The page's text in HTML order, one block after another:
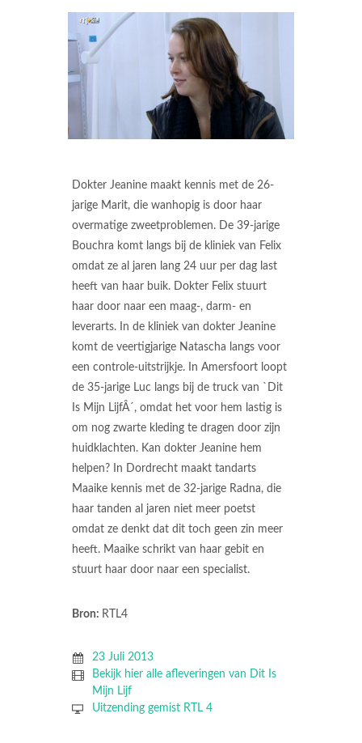
Dokter Jeanine maakt kennis met de 26-
jarige Marit, die wanhopig is door haar
overmatige zweetproblemen. De 39-jarige
Bouchra komt langs bij de kliniek van Felix
omdat ze al jaren lang 24 uur per dag last
heeft van haar buik. Dokter Felix stuurt
haar door naar een maag-, darm- en
leverarts. In de kliniek van dokter Jeanine
komt de veertigjarige Natascha langs voor
een controle-uitstrijkje. In Amersfoort loopt
de 35-jarige Luc langs bij de truck van `Dit
Is Mijn LijfÂ´, omdat het voor hem lastig is
om nog zwarte kleding te dragen door zijn
huidklachten. Kan dokter Jeanine hem
helpen? In Dordrecht maakt tandarts
Maaike kennis met de 32-jarige Radna, die
haar tanden al jaren niet meer poetst
omdat ze denkt dat dit toch geen zin meer
heeft. Maaike schrikt van haar gebit en
stuurt haar door naar een specialist.
Bron: RTL4
23 Juli 2013
Bekijk hier alle afleveringen van Dit Is
Mijn Lijf
Uitzending gemist RTL 4